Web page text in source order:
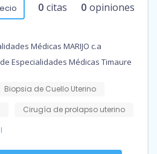
0 citas 0 opiniones
Médicas MARIJO c.a
Especialidades Médicas Timaure
Biopsia de Cuello Uterino
Cirugía de prolapso uterino